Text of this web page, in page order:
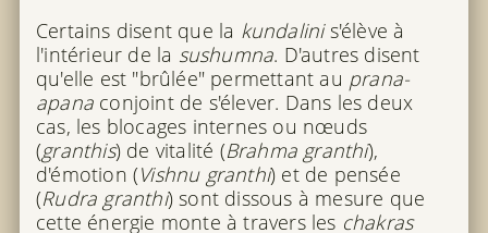
Certains disent que la kundalinis'élève à
l'intérieur de la sushumna. D'autres disent
qu'elle est "brûlée" permettant au prana-
apanaconjoint de s'élever. Dans les deux
cas, les blocages internes ou nœuds
(granthis) de vitalité (Brahma granthi),
d'émotion (Vishnu granthi) et de pensée
(Rudra granthi) sont dissous à mesure que
cette énergie monte à travers les chakras